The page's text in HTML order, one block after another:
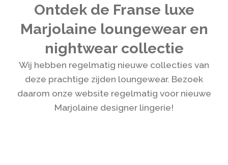
Ontdek de Franse luxe
Marjolaine loungewear en
nightwear collectie
Wij hebben regelmatig nieuwe collecties van
deze prachtige zijden loungewear. Bezoek
daarom onze website regelmatig voor nieuwe
Marjolaine designer lingerie!